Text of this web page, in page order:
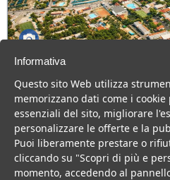
Puglia > Gargano > Vieste
107 Camere
Villaggio a Vieste, con piscina e
con bambini.
Villaggio Hotel
Informativa
Questo sito Web utilizza
memorizzano dati come i
essenziali del sito, migliorare
personalizzare le offerte e la
Puoi liberamente prestare o
cliccando su "Scopri di più e
momento, accedendo al